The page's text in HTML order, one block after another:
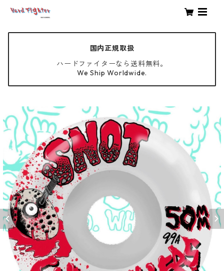
国内正規取扱
ハードファイターなら送料無料。
We Ship Worldwide.